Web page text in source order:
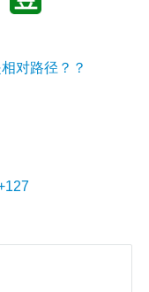
对路径？？